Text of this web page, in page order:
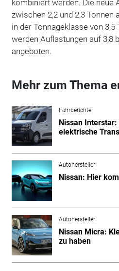
kombiniert werden. Die neue
zwischen 2,2 und 2,3 Tonnen
in der Tonnageklasse von 3,5
werden Auflastungen auf 3,8
angeboten.
Mehr zum Thema
Fahrberichte
Nissan
elektrische
Autohersteller
Nissan: Hier
Autohersteller
Nissan Micra:
zu haben